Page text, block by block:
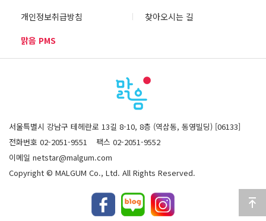
개인정보취급방침
찾아오시는 길
맑음 PMS
서울특별시 강남구 테헤란로 13길 8-10, 8층 (역삼동, 동영빌딩) [06133]
전화번호 02-2051-9551
팩스 02-2051-9552
이메일 netstar@malgum.com
Copyright © MALGUM Co., Ltd. All Rights Reserved.